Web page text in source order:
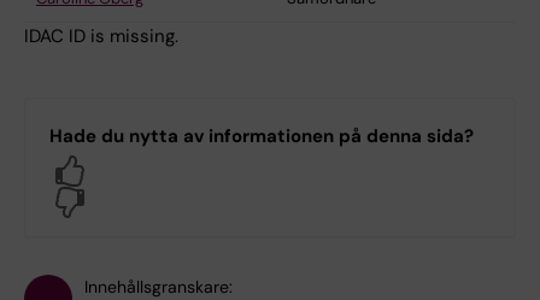
IDAC ID is missing.
Hade du nytta av informationen på denna sida?
Innehållsgranskare: